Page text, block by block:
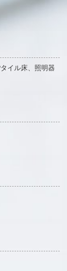
イル床、 照明器